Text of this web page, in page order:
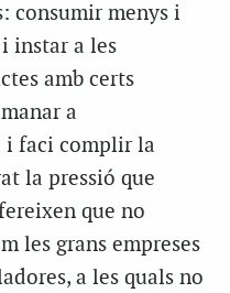
consumir menys i
instar a les
amb certs
a
i faci complir la
la pressió que
que no
les grans empreses
a les quals no